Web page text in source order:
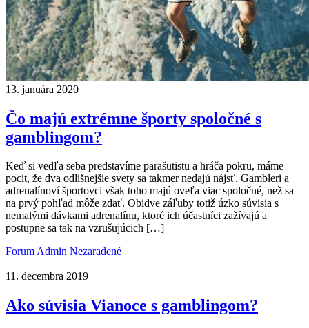
13. januára 2020
Čo majú extrémne športy spoločné s
gamblingom?
Keď si vedľa seba predstavíme parašutistu a hráča pokru, máme
pocit, že dva odlišnejšie svety sa takmer nedajú nájsť. Gambleri a
adrenalínoví športovci však toho majú oveľa viac spoločné, než sa
na prvý pohľad môže zdať. Obidve záľuby totiž úzko súvisia s
nemalými dávkami adrenalínu, ktoré ich účastníci zažívajú a
postupne sa tak na vzrušujúcich […]
Forum Admin Nezaradené
11. decembra 2019
Ako súvisia Vianoce s gamblingom?